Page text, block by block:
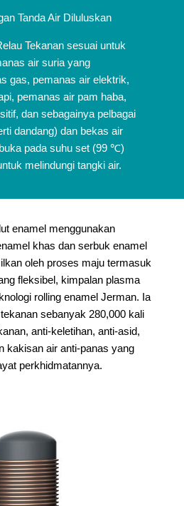
Tanda Air Diluluskan
Tekanan sesuai untuk
air suria yang
gas, pemanas air elektrik,
pemanas air pam haba,
dan sebagainya pelbagai
dandang) dan bekas air
pada suhu set (99 ℃)
melindungi tangki air.
enamel menggunakan
khas dan serbuk enamel
oleh proses maju termasuk
fleksibel, kimpalan plasma
rolling enamel Jerman. Ia
sebanyak 280,000 kali
anti-keletihan, anti-asid,
kakisan air anti-panas yang
perkhidmatannya.